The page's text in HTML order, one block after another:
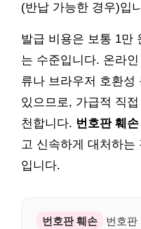
(반납 가능한 경우)입
발급 비용은 보통 1만
는 수준입니다. 온라
류나 브라우저 호환성
있으므로, 가급적 직
천합니다. 번호판 훼
고 신속하게 대처하는
입니다.
번호판 훼손
번호판